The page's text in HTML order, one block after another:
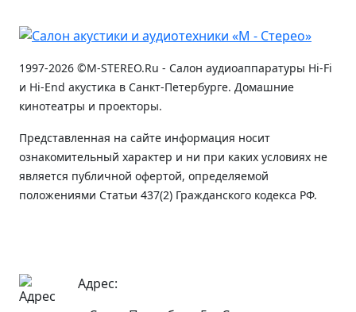
1997-2026 ©M-STEREO.Ru - Салон аудиоаппаратуры Hi-Fi
и Hi-End акустика в Санкт-Петербурге. Домашние
кинотеатры и проекторы.
Представленная на сайте информация носит
ознакомительный характер и ни при каких условиях не
является публичной офертой, определяемой
положениями Статьи 437(2) Гражданского кодекса РФ.
Адрес: